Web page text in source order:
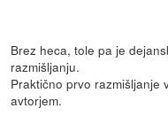
Brez heca, tole pa je
razmišljanju.
Praktično prvo razmišljanje
avtorjem.